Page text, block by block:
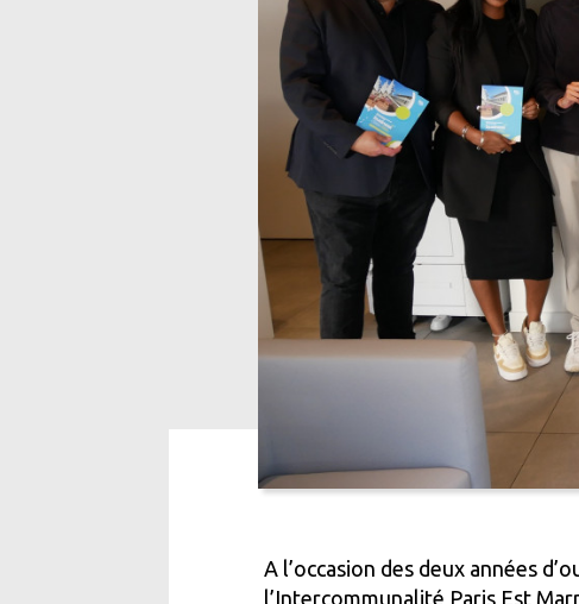
A l’occasion des deux années
l’Intercommunalité Paris Est